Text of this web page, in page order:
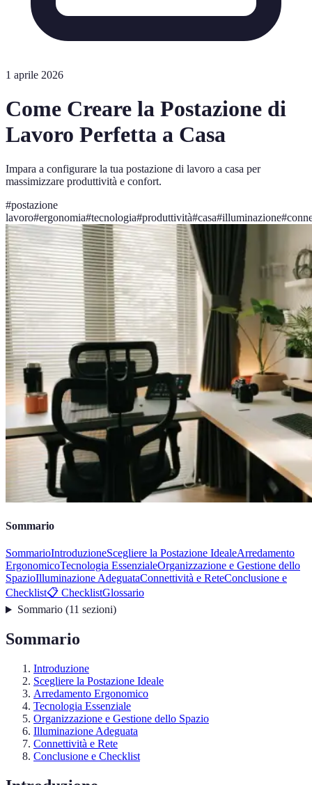
1 aprile 2026
Come Creare la Postazione di
Lavoro Perfetta a Casa
Impara a configurare la tua postazione di lavoro a casa per
massimizzare produttività e confort.
#postazione
lavoro#ergonomia#tecnologia#produttività#casa#illuminazione#
Sommario
SommarioIntroduzioneScegliere la Postazione IdealeArredamento
ErgonomicoTecnologia EssenzialeOrganizzazione e Gestione dello
SpazioIlluminazione AdeguataConnettività e ReteConclusione e
Checklist📋 ChecklistGlossario
Sommario(11 sezioni)
Sommario
Introduzione
Scegliere la Postazione Ideale
Arredamento Ergonomico
Tecnologia Essenziale
Organizzazione e Gestione dello Spazio
Illuminazione Adeguata
Connettività e Rete
Conclusione e Checklist